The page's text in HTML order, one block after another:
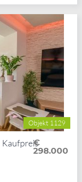
Objekt 1129
Kaufpreis
€
298.000